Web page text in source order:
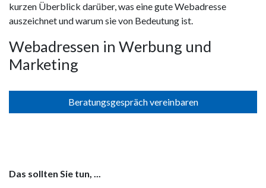
kurzen Überblick darüber, was eine gute Webadresse
auszeichnet und warum sie von Bedeutung ist.
Webadressen in Werbung und
Marketing
Beratungsgespräch vereinbaren
Das sollten Sie tun, ...